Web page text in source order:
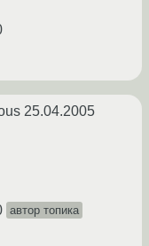
25.04.2005
автор топика